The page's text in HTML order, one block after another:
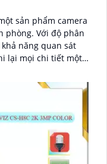
sản phẩm camera
độ phân
năng quan sát
lại mọi chi tiết một